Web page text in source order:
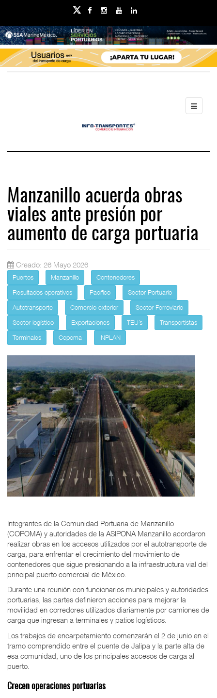
Manzanillo acuerda obras
viales ante presión por
aumento de carga portuaria
Creado: 26 Mayo 2026
Puertos Manzanillo
Contenedores
Resultados operativos
Pacífico
Sector Portuario
Autotransporte
Comercio exterior
Sector Ferroviario
Sector logístico
Exportaciones TEU´s
Transportistas
Terminales
Copoma INPLAN
Integrantes de la Comunidad Portuaria de Manzanillo
(COPOMA) y autoridades de la ASIPONA Manzanillo acordaron
realizar obras en los accesos utilizados por el autotransporte de
carga, para enfrentar el crecimiento del movimiento de
contenedores que sigue presionando a la infraestructura vial del
principal puerto comercial de México.
Durante una reunión con funcionarios municipales y autoridades
portuarias, las partes definieron acciones para mejorar la
movilidad en corredores utilizados diariamente por camiones de
carga que ingresan a terminales y patios logísticos.
Los trabajos de encarpetamiento comenzarán el 2 de junio en el
tramo comprendido entre el puente de Jalipa y la parte alta de
esa comunidad, uno de los principales accesos de carga al
puerto.
Crecen operaciones portuarias